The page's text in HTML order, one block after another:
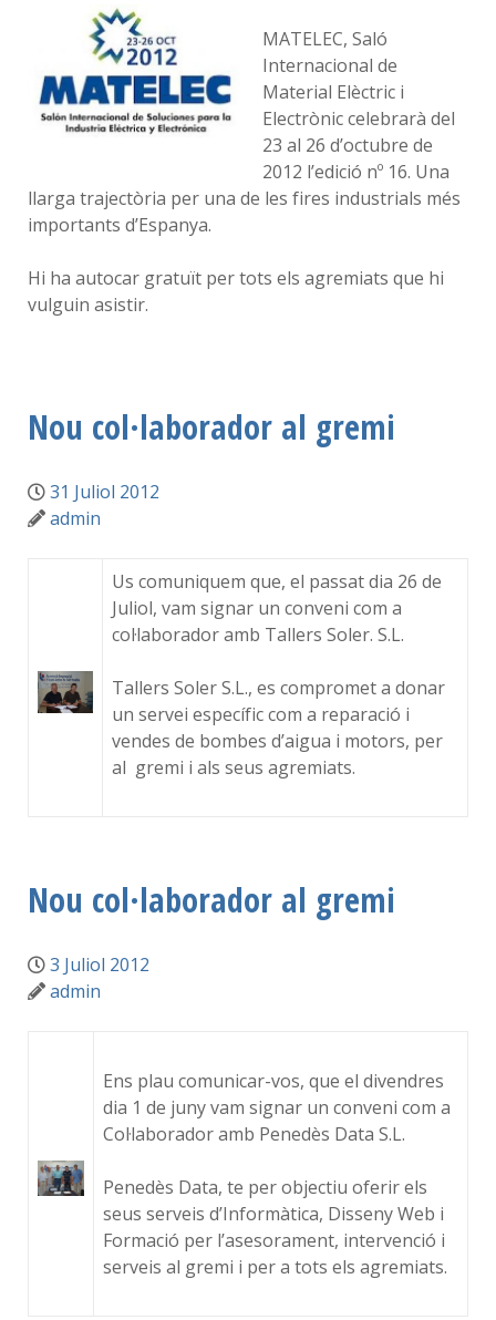
MATELEC, Saló
Internacional de
Material Elèctric i
Electrònic celebrarà del
23 al 26 d’octubre de
2012 l’edició nº 16. Una
llarga trajectòria per una de les fires industrials més
importants d’Espanya.
Hi ha autocar gratuït per tots els agremiats que hi
vulguin asistir.
Nou col·laborador al gremi
31 Juliol 2012
admin
Us comuniquem que, el passat dia 26 de
Juliol, vam signar un conveni com a
col·laborador amb Tallers Soler. S.L.
Tallers Soler S.L., es compromet a donar
un servei específic com a reparació i
vendes de bombes d’aigua i motors, per
al gremi i als seus agremiats.
Nou col·laborador al gremi
3 Juliol 2012
admin
Ens plau comunicar-vos, que el divendres
dia 1 de juny vam signar un conveni com a
Col·laborador amb Penedès Data S.L.
Penedès Data, te per objectiu oferir els
seus serveis d’Informàtica, Disseny Web i
Formació per l’asesorament, intervenció i
serveis al gremi i per a tots els agremiats.